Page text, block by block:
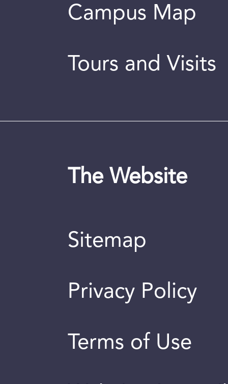
Campus Map
Tours and Visits
The Website
Sitemap
Privacy Policy
Terms of Use